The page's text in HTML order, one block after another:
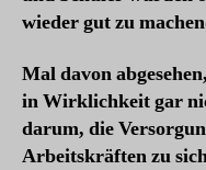
wieder gut zu
Mal davon
in Wirklichkeit gar
darum, die
Arbeitskräften zu